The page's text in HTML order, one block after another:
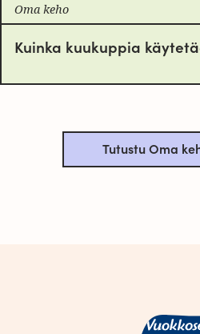
Oma keho
Kuinka kuukuppia
Tutustu Oma